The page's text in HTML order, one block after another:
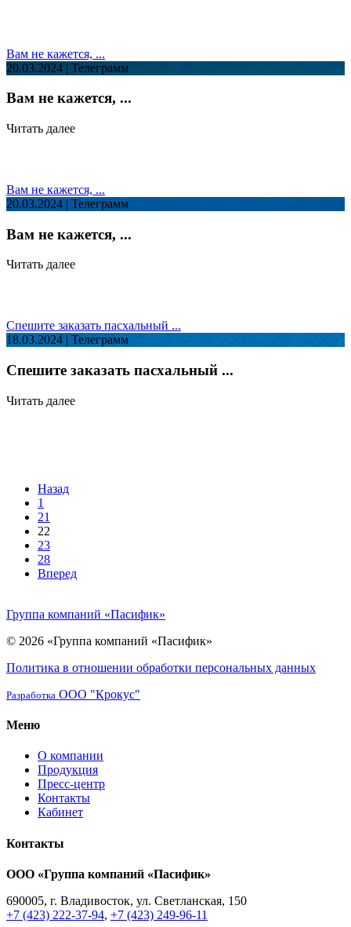
Вам не кажется, ...
20.03.2024 | Телеграмм
Вам не кажется, ...
Читать далее
Вам не кажется, ...
20.03.2024 | Телеграмм
Вам не кажется, ...
Читать далее
Спешите заказать пасхальный ...
18.03.2024 | Телеграмм
Спешите заказать пасхальный ...
Читать далее
Назад
1
21
22
23
28
Вперед
Группа компаний «Пасифик»
© 2026 «Группа компаний «Пасифик»
Политика в отношении обработки персональных данных
Разработка ООО "Крокус"
Меню
О компании
Продукция
Пресс-центр
Контакты
Кабинет
Контакты
ООО «Группа компаний «Пасифик»
690005, г. Владивосток, ул. Светланская, 150
+7 (423) 222-37-94, +7 (423) 249-96-11